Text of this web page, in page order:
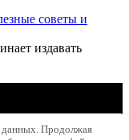
советы и
издавать
данных. Продолжая